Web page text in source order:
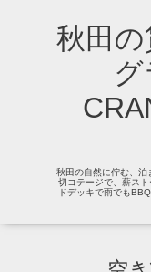
秋田の
秋田の自然に佇む、泊
切コテージで、薪ス
ドデッキで雨でも